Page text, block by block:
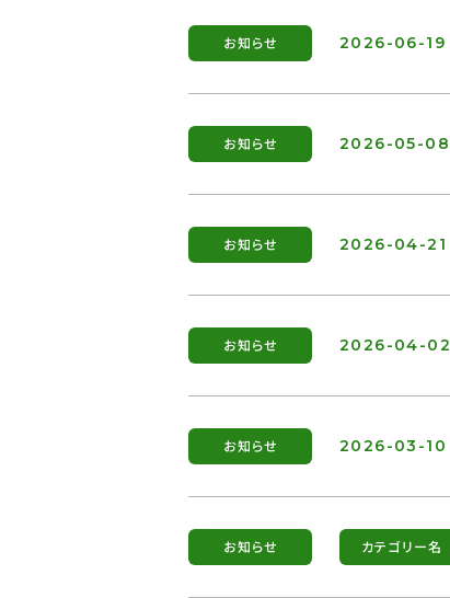
お知らせ 2026-06-19
お知らせ 2026-05-08
お知らせ 2026-04-21
お知らせ 2026-04-02
お知らせ 2026-03-10
お知らせ カテゴリー名